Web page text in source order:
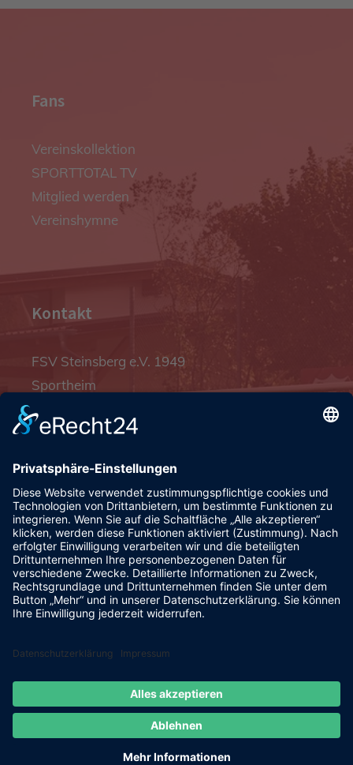
Fans
Vereinskollektion
SPORTTOTAL TV
Mitglied werden
Vereinshymne
Kontakt
FSV Steinsberg e.V. 1949
Sportheim
93128 Steinsberg
pr@fsv-steinsberg.de
Social
Webmail Datenschutzerklärung
Impressum
internet-lokal.de